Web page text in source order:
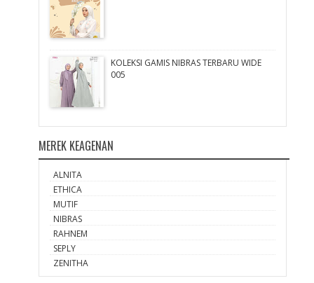
KOLEKSI GAMIS NIBRAS TERBARU WIDE
005
MEREK KEAGENAN
ALNITA
ETHICA
MUTIF
NIBRAS
RAHNEM
SEPLY
ZENITHA